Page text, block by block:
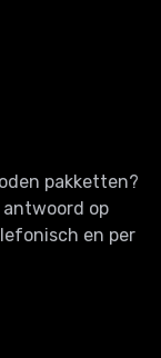
pakketten?
antwoord op
en per